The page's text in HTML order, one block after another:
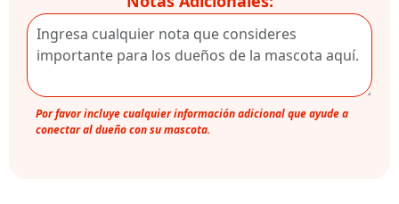
Por favor incluye cualquier información adicional que ayude a
conectar al dueño con su mascota.